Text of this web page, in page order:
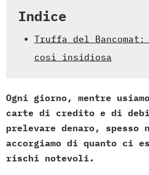
Indice
Truffa del Bancomat:
così insidiosa
Ogni giorno, mentre
carte di credito e di
prelevare denaro, spesso
accorgiamo di quanto ci
rischi notevoli.